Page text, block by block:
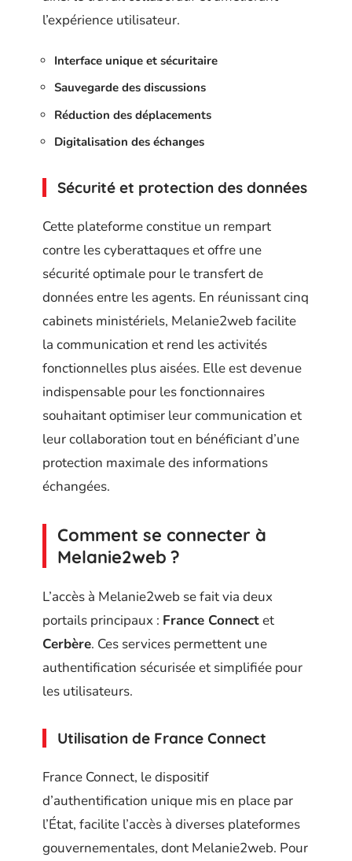
l’expérience utilisateur.
Interface unique et sécuritaire
Sauvegarde des discussions
Réduction des déplacements
Digitalisation des échanges
Sécurité et protection des données
Cette plateforme constitue un rempart
contre les cyberattaques et offre une
sécurité optimale pour le transfert de
données entre les agents. En réunissant cinq
cabinets ministériels, Melanie2web facilite
la communication et rend les activités
fonctionnelles plus aisées. Elle est devenue
indispensable pour les fonctionnaires
souhaitant optimiser leur communication et
leur collaboration tout en bénéficiant d’une
protection maximale des informations
échangées.
Comment se connecter à
Melanie2web ?
L’accès à Melanie2web se fait via deux
portails principaux : France Connectet
Cerbère. Ces services permettent une
authentification sécurisée et simplifiée pour
les utilisateurs.
Utilisation de France Connect
France Connect, le dispositif
d’authentification unique mis en place par
l’État, facilite l’accès à diverses plateformes
gouvernementales, dont Melanie2web. Pour